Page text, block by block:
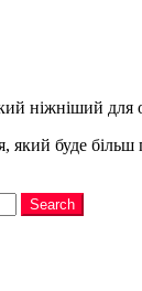
ніжніший для
який буде
Search